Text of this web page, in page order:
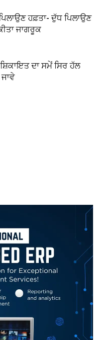
ਹਫ਼ਤਾ- ਦੁੱਧ ਪਿਲਾਉਣ
ਜਾਗਰੂਕ
ਦਾ ਸਮੇਂ ਸਿਰ ਹੱਲ